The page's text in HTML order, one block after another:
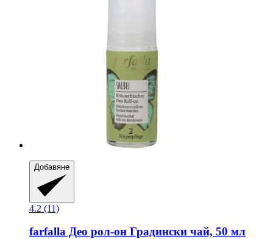
Добавяне
4.2 (11)
farfalla Део рол-​он Градински чай, 50 мл